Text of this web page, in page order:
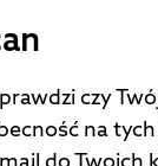
czy
na